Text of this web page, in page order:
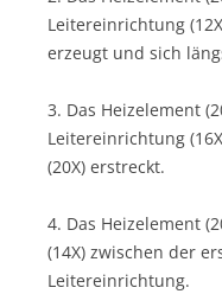
Leitereinrichtung
erzeugt und sich
3. Das Heizelement
Leitereinrichtung
(20X) erstreckt.
4. Das Heizelement
(14X) zwischen der
Leitereinrichtung.